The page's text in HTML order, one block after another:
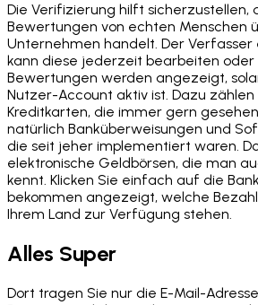
Die Verifizierung hilft sicherzustellen,
Bewertungen von echten Menschen
Unternehmen handelt. Der
kann diese jederzeit bearbeiten oder
Bewertungen werden angezeigt,
Nutzer-Account aktiv ist. Dazu
Kreditkarten, die immer gern
natürlich Banküberweisungen und
die seit jeher implementiert waren.
elektronische Geldbörsen, die man
kennt. Klicken Sie einfach auf die
bekommen angezeigt, welche
Ihrem Land zur Verfügung stehen.
Alles Super
Dort tragen Sie nur die E-Mail-